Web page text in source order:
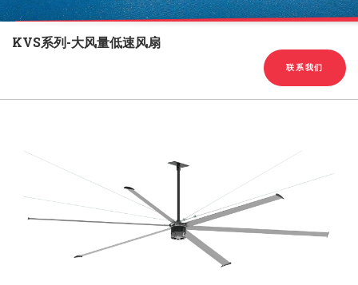
KVS系列-大风量低速风扇
联系我们